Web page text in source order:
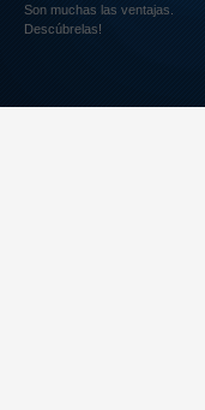
Son muchas las ventajas.
Descúbrelas!